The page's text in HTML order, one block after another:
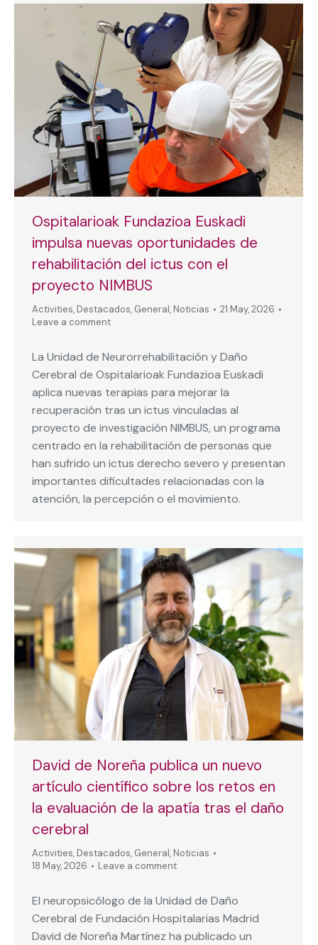
Ospitalarioak Fundazioa Euskadi
impulsa nuevas oportunidades de
rehabilitación del ictus con el
proyecto NIMBUS
Activities, Destacados, General, Noticias
21 May, 2026
Leave a comment
La Unidad de Neurorrehabilitación y Daño
Cerebral de Ospitalarioak Fundazioa Euskadi
aplica nuevas terapias para mejorar la
recuperación tras un ictus vinculadas al
proyecto de investigación NIMBUS, un programa
centrado en la rehabilitación de personas que
han sufrido un ictus derecho severo y presentan
importantes dificultades relacionadas con la
atención, la percepción o el movimiento.
David de Noreña publica un nuevo
artículo científico sobre los retos en
la evaluación de la apatía tras el daño
cerebral
Activities, Destacados, General, Noticias
18 May, 2026
Leave a comment
El neuropsicólogo de la Unidad de Daño
Cerebral de Fundación Hospitalarias Madrid
David de Noreña Martínez ha publicado un